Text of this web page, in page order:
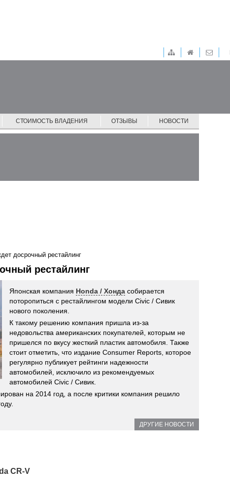
СТОИМОСТЬ ВЛАДЕНИЯ ОТЗЫВЫ НОВОСТИ
досрочный рестайлинг
рестайлинг
Японская компания Honda / Хонда собирается
поторопиться с рестайлингом модели Civic / Сивик
нового поколения.
К такому решению компания пришла из-за
недовольства американских покупателей, которым не
пришелся по вкусу жесткий пластик автомобиля. Также
стоит отметить, что издание Consumer Reports, которое
регулярно публикует рейтинги надежности
автомобилей, исключило из рекомендуемых
автомобилей Civic / Сивик.
на 2014 год, а после критики компания решило
ДРУГИЕ НОВОСТИ
CR-V